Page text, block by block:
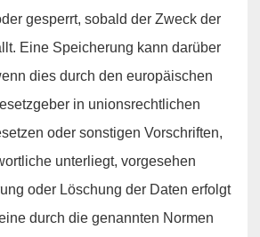
gesperrt, sobald der Zweck der
Eine Speicherung kann darüber
dies durch den europäischen
in unionsrechtlichen
oder sonstigen Vorschriften,
unterliegt, vorgesehen
oder Löschung der Daten erfolgt
durch die genannten Normen